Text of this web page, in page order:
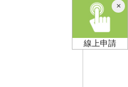
×關
閉
線上申請